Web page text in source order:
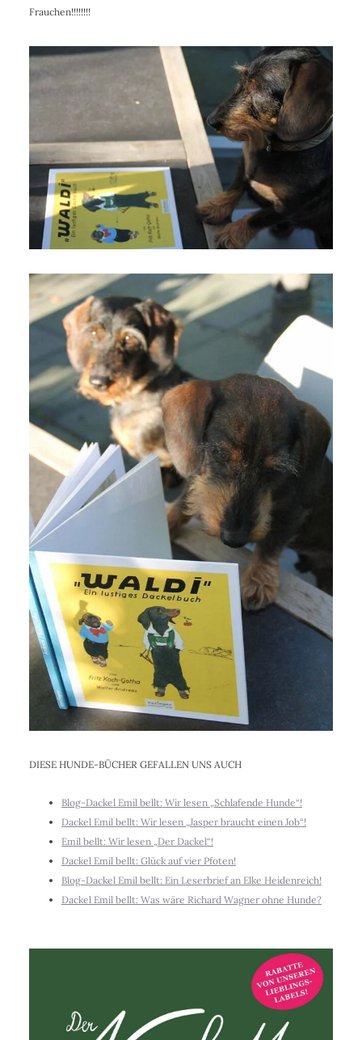
Frauchen!!!!!!!!
DIESE HUNDE-BÜCHER GEFALLEN UNS AUCH
Blog-Dackel Emil bellt: Wir lesen „Schlafende Hunde“!
Dackel Emil bellt: Wir lesen „Jasper braucht einen Job“!
Emil bellt: Wir lesen „Der Dackel“!
Dackel Emil bellt: Glück auf vier Pfoten!
Blog-Dackel Emil bellt: Ein Leserbrief an Elke Heidenreich!
Dackel Emil bellt: Was wäre Richard Wagner ohne Hunde?